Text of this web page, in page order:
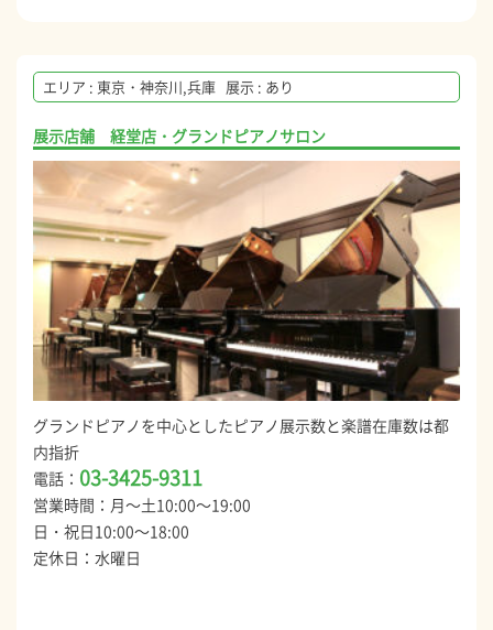
エリア : 東京・神奈川,兵庫 展示 : あり
展示店舗 経堂店・グランドピアノサロン
グランドピアノを中心としたピアノ展示数と楽譜在庫数は都
内指折
電話： 03-3425-9311
営業時間：月～土10:00～19:00
日・祝日10:00～18:00
定休日：水曜日